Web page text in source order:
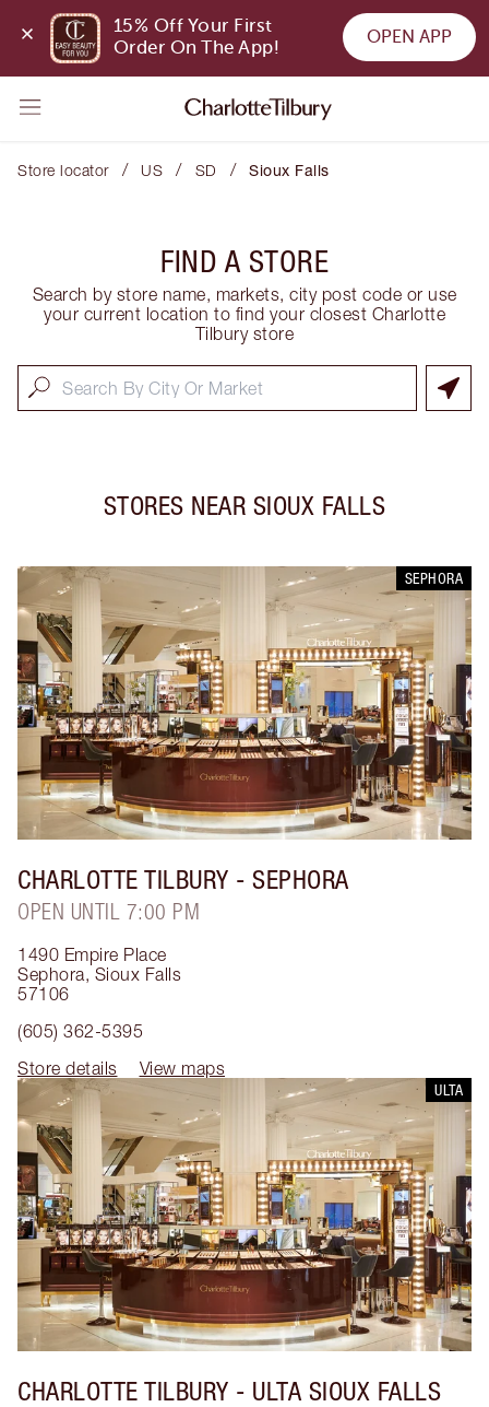
15% Off Your First
Order On The App!
OPEN APP
Store locator / US / SD / Sioux Falls
FIND A STORE
Search by store name, markets, city post code or use
your current location to find your closest Charlotte
Tilbury store
STORES NEAR SIOUX FALLS
SEPHORA
CHARLOTTE TILBURY - SEPHORA
OPEN UNTIL 7:00 PM
1490 Empire Place
Sephora, Sioux Falls
57106
(605) 362-5395
Store details
View maps
ULTA
CHARLOTTE TILBURY - ULTA SIOUX FALLS